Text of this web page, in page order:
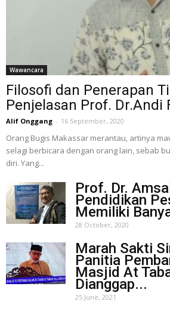
Wawancara
Filosofi dan Penerapan
Penjelasan Prof. Dr.Andi
Alif Onggang - 16 September, 2020
Orang Bugis Makassar merantau, artinya
selagi berbicara dengan orang lain, sebab
diri. Yang...
Prof. Dr.
Pendidikan
Memiliki
28 October, 2020
Marah Sakti
Panitia
Masjid At
Dianggap...
25 June, 2021